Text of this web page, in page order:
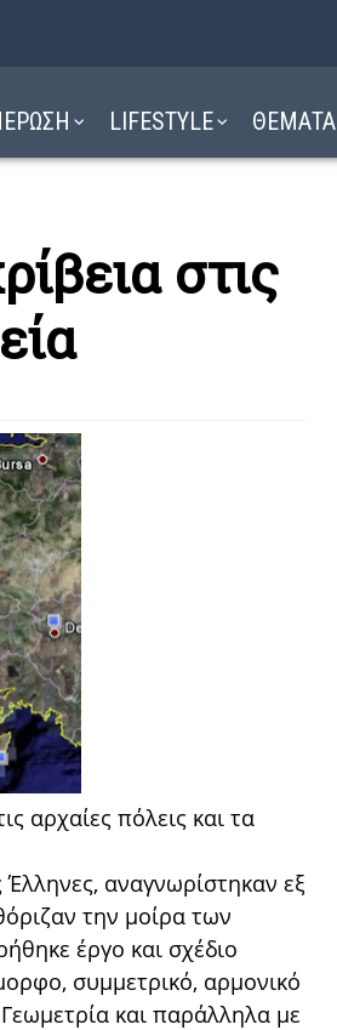
LIFESTYLE ΘΕΜΑΤΑ
στις
αρχαίες πόλεις και τα
αναγνωρίστηκαν εξ
την μοίρα των
έργο και σχέδιο
συμμετρικό, αρμονικό
και παράλληλα με